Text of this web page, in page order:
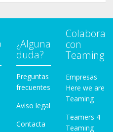
¿Alguna
duda?
Preguntas
frecuentes
Aviso legal
Contacta
Colabora
con
Teaming
Empresas
Here we are
Teaming
Teamers 4
Teaming